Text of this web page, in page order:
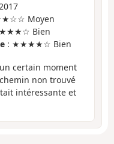
Moyen
Bien
: ★★★★☆ Bien
certain moment
non trouvé
intéressante et